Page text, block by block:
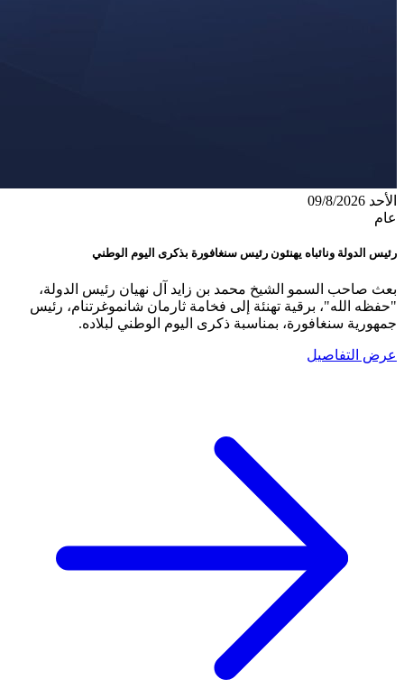
الأحد 09/8/2026
عام
رئيس الدولة ونائباه يهنئون رئيس سنغافورة بذكرى اليوم الوطني
بعث صاحب السمو الشيخ محمد بن زايد آل نهيان رئيس الدولة،
"حفظه الله"، برقية تهنئة إلى فخامة ثارمان شانموغرتنام، رئيس
جمهورية سنغافورة، بمناسبة ذكرى اليوم الوطني لبلاده.
عرض التفاصيل